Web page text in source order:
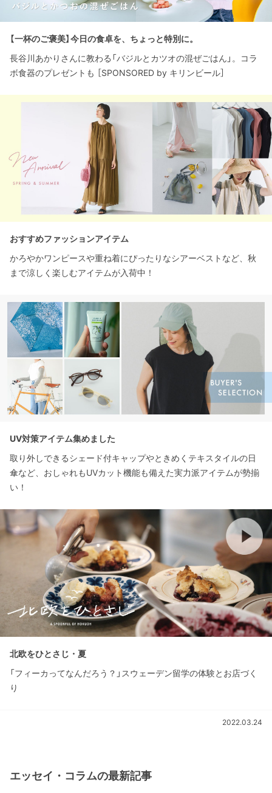
【一杯のご褒美】今日の食卓を、ちょっと特別に。
長谷川あかりさんに教わる「バジルとカツオの混ぜごはん」。コラ
ボ食器のプレゼントも ［SPONSORED by キリンビール］
おすすめファッションアイテム
かろやかワンピースや重ね着にぴったりなシアーベストなど、秋
まで涼しく楽しむアイテムが入荷中！
UV対策アイテム集めました
取り外しできるシェード付キャップやときめくテキスタイルの日
傘など、おしゃれもUVカット機能も備えた実力派アイテムが勢揃
い！
北欧をひとさじ・夏
「フィーカってなんだろう？」スウェーデン留学の体験とお店づく
り
2022.03.24
エッセイ・コラムの最新記事